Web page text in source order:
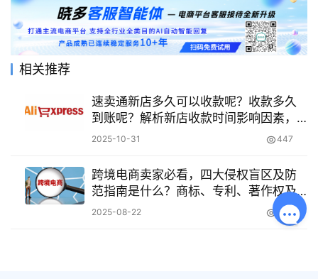
相关推荐
速卖通新店多久可以收款呢？收款多久
到账呢？解析新店收款时间影响因素，
对比支付宝、银行账户与第三方工具到
2025-10-31 447
跨境电商卖家必看，四大侵权盲区及防
范指南是什么？商标、专利、著作权及
特殊侵权风险深度解析与避坑指南！
2025-08-22 473